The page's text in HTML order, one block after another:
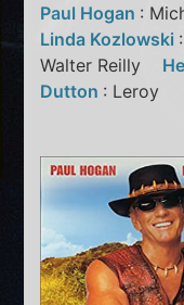
Paul Hogan :
Linda Kozlowski
Walter Reilly
Dutton : Leroy